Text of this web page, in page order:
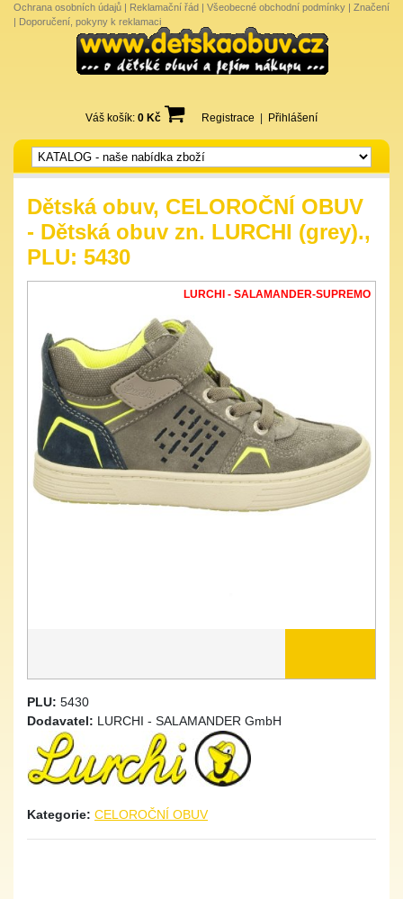
Ochrana osobních údajů | Reklamační řád | Všeobecné obchodní podmínky | Značení
| Doporučení, pokyny k reklamaci
Váš košík: 0 Kč Registrace Přihlášení
Dětská obuv, CELOROČNÍ OBUV
- Dětská obuv zn. LURCHI (grey).,
PLU: 5430
LURCHI - SALAMANDER-SUPREMO
PLU: 5430
Dodavatel: LURCHI - SALAMANDER GmbH
Kategorie: CELOROČNÍ OBUV